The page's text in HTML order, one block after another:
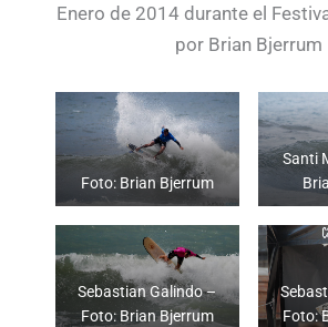
Enero de 2014 durante el
por Brian Bjerrum
Foto: Brian Bjerrum
Santi
Sebastian Galindo –
Foto: Brian Bjerrum
Foto: